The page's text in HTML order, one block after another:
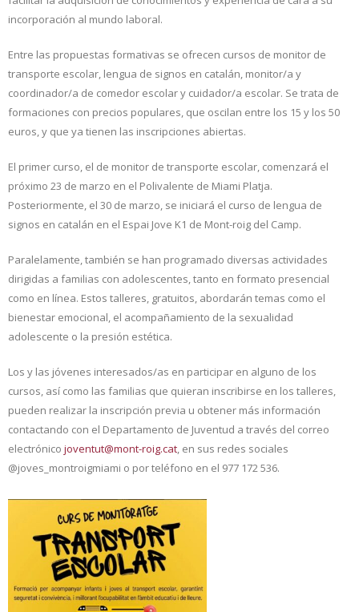
incorporación al mundo laboral.
Entre las propuestas formativas se ofrecen cursos de monitor de
transporte escolar, lengua de signos en catalán, monitor/a y
coordinador/a de comedor escolar y cuidador/a escolar. Se trata de
formaciones con precios populares, que oscilan entre los 15 y los 50
euros, y que ya tienen las inscripciones abiertas.
El primer curso, el de monitor de transporte escolar, comenzará el
próximo 23 de marzo en el Polivalente de Miami Platja.
Posteriormente, el 30 de marzo, se iniciará el curso de lengua de
signos en catalán en el Espai Jove K1 de Mont-roig del Camp.
Paralelamente, también se han programado diversas actividades
dirigidas a familias con adolescentes, tanto en formato presencial
como en línea. Estos talleres, gratuitos, abordarán temas como el
bienestar emocional, el acompañamiento de la sexualidad
adolescente o la presión estética.
Los y las jóvenes interesados/as en participar en alguno de los
cursos, así como las familias que quieran inscribirse en los talleres,
pueden realizar la inscripción previa u obtener más información
contactando con el Departamento de Juventud a través del correo
electrónico joventut@mont-roig.cat, en sus redes sociales
@joves_montroigmiami o por teléfono en el 977 172 536.